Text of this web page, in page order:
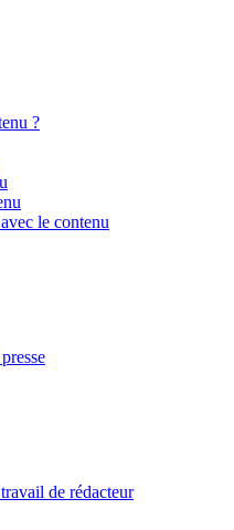
?
le contenu
de rédacteur